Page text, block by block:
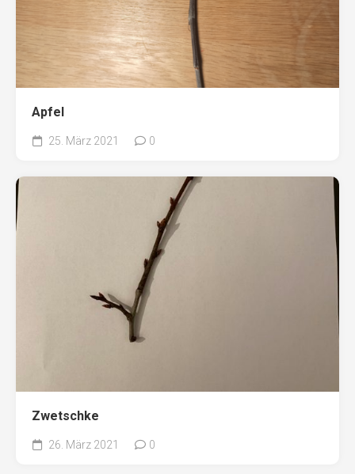
Apfel
25. März 2021 0
Zwetschke
26. März 2021 0